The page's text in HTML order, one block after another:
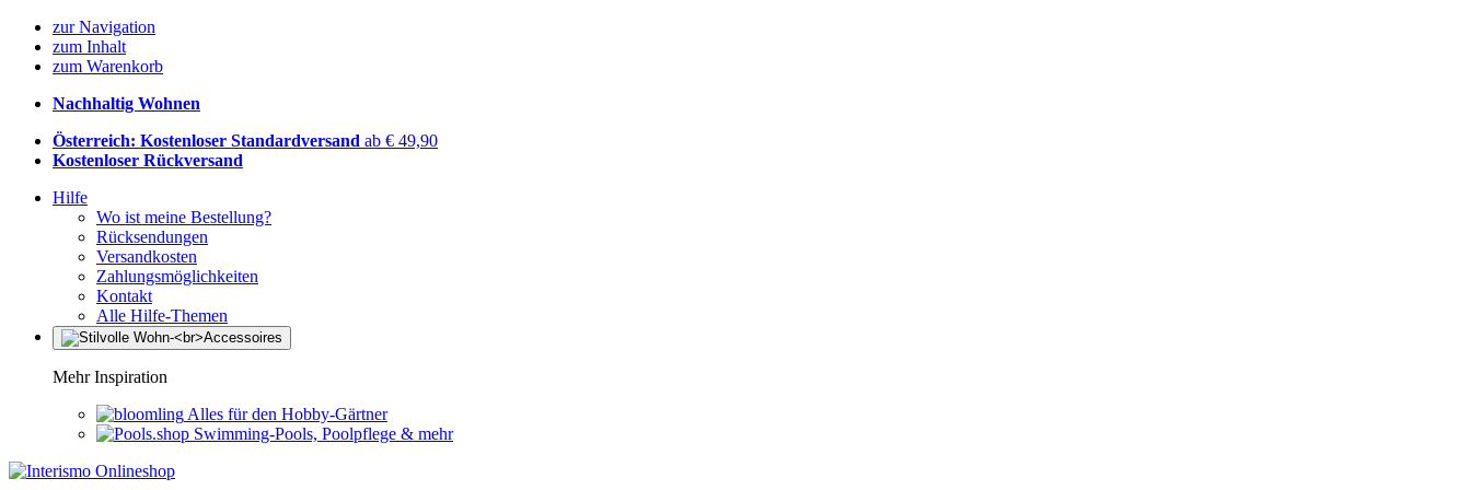
zur Navigation
zum Inhalt
zum Warenkorb
Nachhaltig Wohnen
Österreich: Kostenloser Standardversand ab € 49,90
Kostenloser Rückversand
Hilfe
Wo ist meine Bestellung?
Rücksendungen
Versandkosten
Zahlungsmöglichkeiten
Kontakt
Alle Hilfe-Themen
Mehr Inspiration
Alles für den Hobby-Gärtner
Swimming-Pools, Poolpflege & mehr